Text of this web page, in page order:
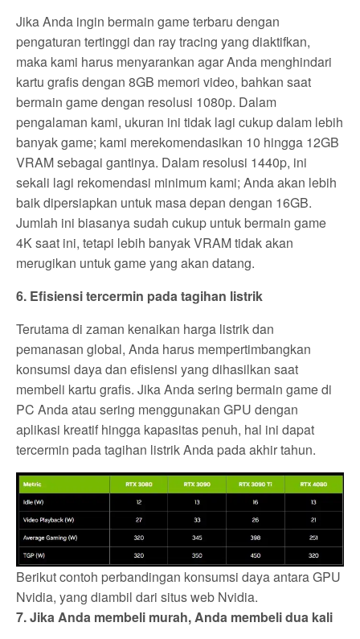
Jika Anda ingin bermain game terbaru dengan
pengaturan tertinggi dan ray tracing yang diaktifkan,
maka kami harus menyarankan agar Anda menghindari
kartu grafis dengan 8GB memori video, bahkan saat
bermain game dengan resolusi 1080p. Dalam
pengalaman kami, ukuran ini tidak lagi cukup dalam lebih
banyak game; kami merekomendasikan 10 hingga 12GB
VRAM sebagai gantinya. Dalam resolusi 1440p, ini
sekali lagi rekomendasi minimum kami; Anda akan lebih
baik dipersiapkan untuk masa depan dengan 16GB.
Jumlah ini biasanya sudah cukup untuk bermain game
4K saat ini, tetapi lebih banyak VRAM tidak akan
merugikan untuk game yang akan datang.
6. Efisiensi tercermin pada tagihan listrik
Terutama di zaman kenaikan harga listrik dan
pemanasan global, Anda harus mempertimbangkan
konsumsi daya dan efisiensi yang dihasilkan saat
membeli kartu grafis. Jika Anda sering bermain game di
PC Anda atau sering menggunakan GPU dengan
aplikasi kreatif hingga kapasitas penuh, hal ini dapat
tercermin pada tagihan listrik Anda pada akhir tahun.
Berikut contoh perbandingan konsumsi daya antara GPU
Nvidia, yang diambil dari situs web Nvidia.
7. Jika Anda membeli murah, Anda membeli dua kali